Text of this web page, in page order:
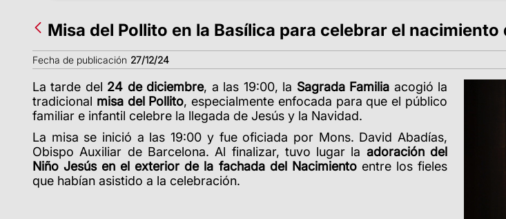
Misa del Pollito en la Basílica para celebrar el nacimiento
Fecha de publicación 27/12/24
La tarde del 24 de diciembre, a las 19:00, la Sagrada Familia acogió la
tradicional misa del Pollito, especialmente enfocada para que el público
familiar e infantil celebre la llegada de Jesús y la Navidad.
La misa se inició a las 19:00 y fue oficiada por Mons. David Abadías,
Obispo Auxiliar de Barcelona. Al finalizar, tuvo lugar la adoración del
Niño Jesús en el exterior de la fachada del Nacimientoentre los fieles
que habían asistido a la celebración.